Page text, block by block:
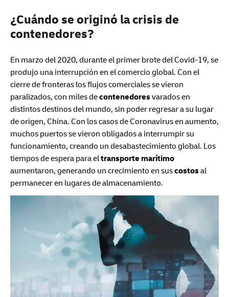
¿Cuándo se originó la crisis de
contenedores?
En marzo del 2020, durante el primer brote del Covid-19, se
produjo una interrupción en el comercio global. Con el
cierre de fronteras los flujos comerciales se vieron
paralizados, con miles decontenedoresvarados en
distintos destinos del mundo, sin poder regresar a su lugar
de origen, China. Con los casos de Coronavirus en aumento,
muchos puertos se vieron obligados a interrumpir su
funcionamiento, creando un desabastecimiento global. Los
tiempos de espera para eltransporte marítimo
aumentaron, generando un crecimiento en suscostosal
permanecer en lugares de almacenamiento.